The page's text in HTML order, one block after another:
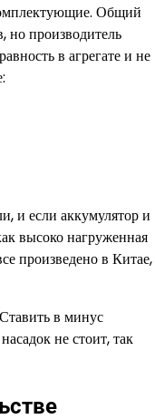
Общий
но производитель
в агрегате и не
и если аккумулятор и
высоко нагруженная
произведено в Китае,
в минус
не стоит, так